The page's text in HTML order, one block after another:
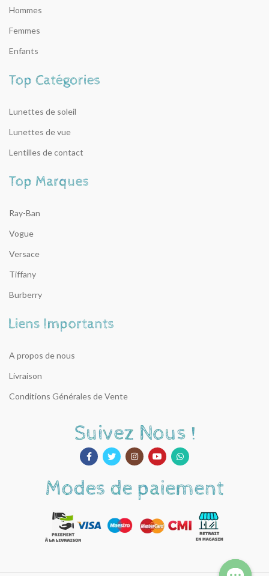
Hommes
Femmes
Enfants
Lunettes de soleil
Lunettes de vue
Lentilles de contact
Ray-Ban
Vogue
Versace
Tiffany
Burberry
A propos de nous
Livraison
Conditions Générales de Vente